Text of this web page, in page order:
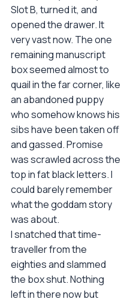
Slot B, turned it, and
opened the drawer. It
very vast now. The one
remaining manuscript
box seemed almost to
quail in the far corner, like
an abandoned puppy
who somehow knows his
sibs have been taken off
and gassed. Promise
was scrawled across the
top in fat black letters. I
could barely remember
what the goddam story
was about.
I snatched that time-
traveller from the
eighties and slammed
the box shut. Nothing
left in there now but